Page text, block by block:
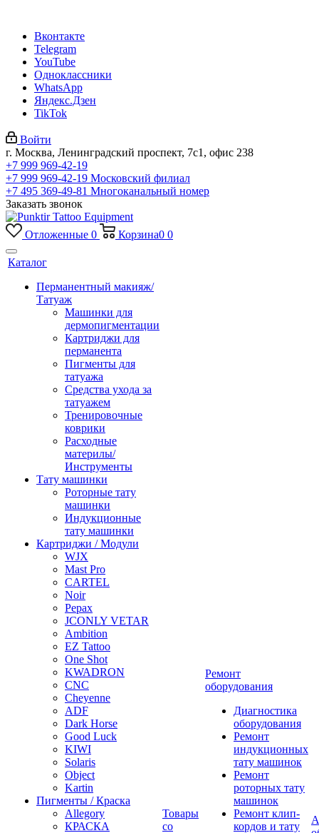
Вконтакте
Telegram
YouTube
Одноклассники
WhatsApp
Яндекс.Дзен
TikTok
Войти
г. Москва, Ленинградский проспект, 7с1, офис 238
+7 999 969-42-19
+7 999 969-42-19 Московский филиал
+7 495 369-49-81 Многоканальный номер
Заказать звонок
Отложенные 0 Корзина0 0
Каталог
Перманентный макияж/
Татуаж
Машинки для
дермопигментации
Картриджи для
перманента
Пигменты для
татуажа
Средства ухода за
татуажем
Тренировочные
коврики
Расходные
материлы/
Инструменты
Тату машинки
Роторные тату
машинки
Индукционные
тату машинки
Картриджи / Модули
WJX
Mast Pro
CARTEL
Noir
Pepax
JCONLY VETAR
Ambition
EZ Tattoo
One Shot
KWADRON
CNC
Cheyenne
ADF
Dark Horse
Good Luck
KIWI
Solaris
Object
Kartin
Пигменты / Краска
Allegory
КРАСКА
Товары
со
Ремонт
оборудования
Диагностика
оборудования
Ремонт
индукционных
тату машинок
Ремонт
роторных тату
машинок
Ремонт клип-
кордов и тату